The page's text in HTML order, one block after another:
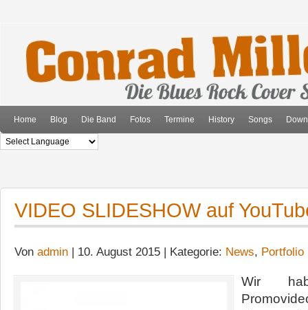
Home Blog Die Band Fotos Termine History Songs
VIDEO SLIDESHOW auf
Von admin | 10. August 2015 | Kategorie: News, Portfolio
Wir